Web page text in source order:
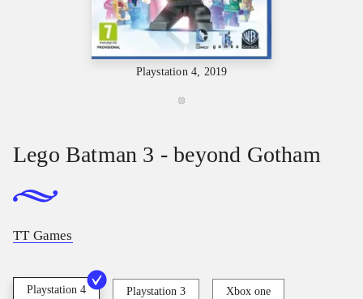
Playstation 4, 2019
Lego Batman 3 - beyond Gotham
TT Games
Playstation 4 Playstation 3 Xbox one